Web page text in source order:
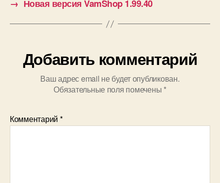
→ Новая версия VamShop 1.99.40
Добавить комментарий
Ваш адрес email не будет опубликован.
Обязательные поля помечены *
Комментарий *